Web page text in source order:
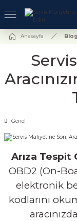
Anasayfa
Genel
Arıza Tespit
OBD2 (On-
elektronik
kodlarını